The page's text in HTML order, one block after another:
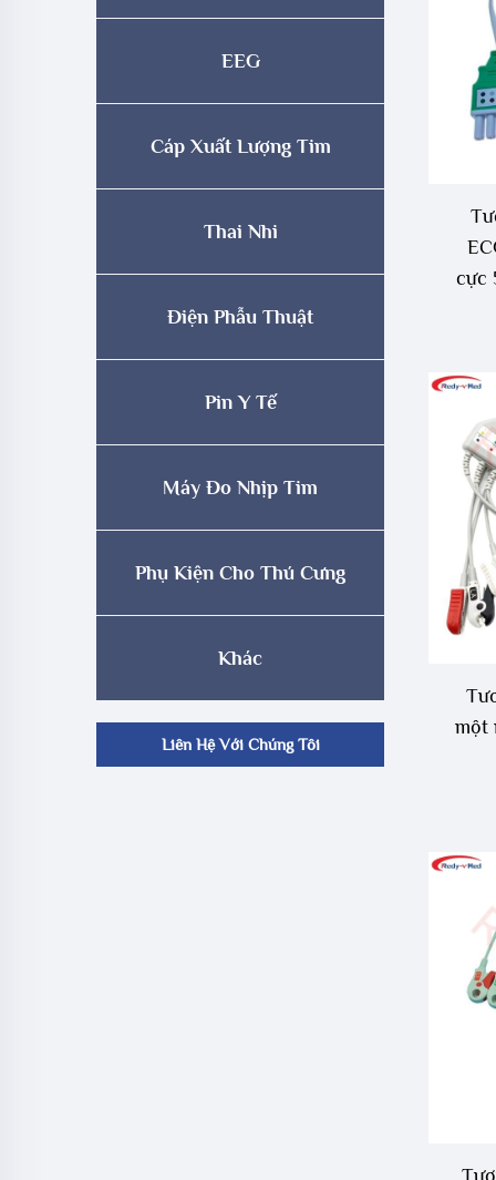
EEG
Cáp Xuất Lượng Tim
Thai Nhi
Điện Phẫu Thuật
Pin Y Tế
Máy Đo Nhịp Tim
Phụ Kiện Cho Thú Cưng
Khác
Liên Hệ Với Chúng Tôi
cực
một